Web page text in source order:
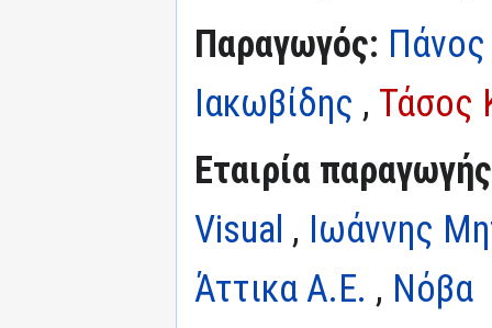
Παραγωγός:
Ιακωβίδης , Τάσος
Εταιρία
Visual , Ιωάννης
Άττικα Α.Ε. , Νόβα